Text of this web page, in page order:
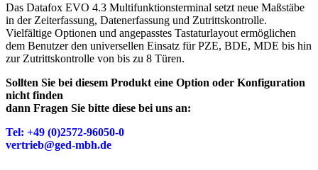
Das Datafox EVO 4.3 Multifunktionsterminal setzt neue Maßstäbe
in der Zeiterfassung, Datenerfassung und Zutrittskontrolle.
Vielfältige Optionen und angepasstes Tastaturlayout ermöglichen
dem Benutzer den universellen Einsatz für PZE, BDE, MDE bis hin
zur Zutrittskontrolle von bis zu 8 Türen.
Sollten Sie bei diesem Produkt eine Option oder Konfiguration
nicht finden
dann Fragen Sie bitte diese bei uns an:
Tel: +49 (0)2572-96050-0
vertrieb@ged-mbh.de